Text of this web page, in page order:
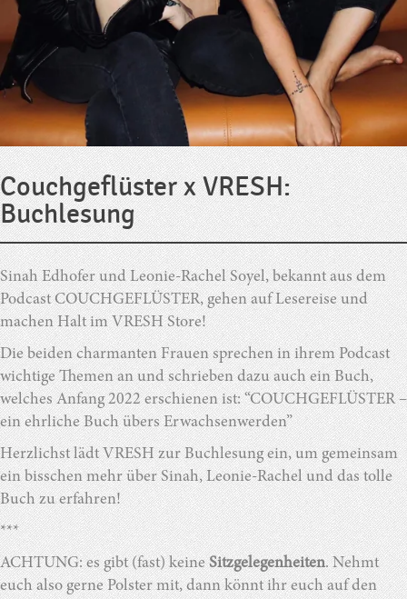
Couchgeflüster x VRESH:
Buchlesung
Sinah Edhofer und Leonie-Rachel Soyel, bekannt aus dem
Podcast COUCHGEFLÜSTER, gehen auf Lesereise und
machen Halt im VRESH Store!
Die beiden charmanten Frauen sprechen in ihrem Podcast
wichtige Themen an und schrieben dazu auch ein Buch,
welches Anfang 2022 erschienen ist: “COUCHGEFLÜSTER –
ein ehrliche Buch übers Erwachsenwerden”
Herzlichst lädt VRESH zur Buchlesung ein, um gemeinsam
ein bisschen mehr über Sinah, Leonie-Rachel und das tolle
Buch zu erfahren!
***
ACHTUNG: es gibt (fast) keineSitzgelegenheiten. Nehmt
euch also gerne Polster mit, dann könnt ihr euch auf den